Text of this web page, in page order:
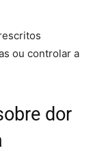
ou controlar a
dor